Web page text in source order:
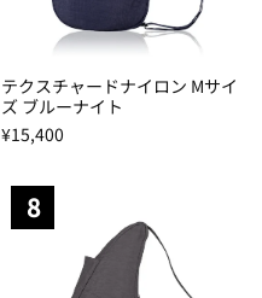
テクスチャードナイロン Mサイ
ズ ブルーナイト
¥15,400
8